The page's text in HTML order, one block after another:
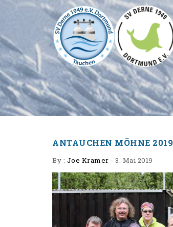
ANTAUCHEN MÖHNE 2019
By : Joe Kramer - 3. Mai 2019